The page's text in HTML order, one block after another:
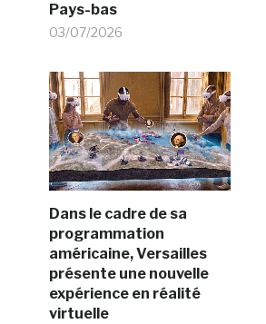
Pays-bas
03/07/2026
Dans le cadre de sa
programmation
américaine, Versailles
présente une nouvelle
expérience en réalité
virtuelle